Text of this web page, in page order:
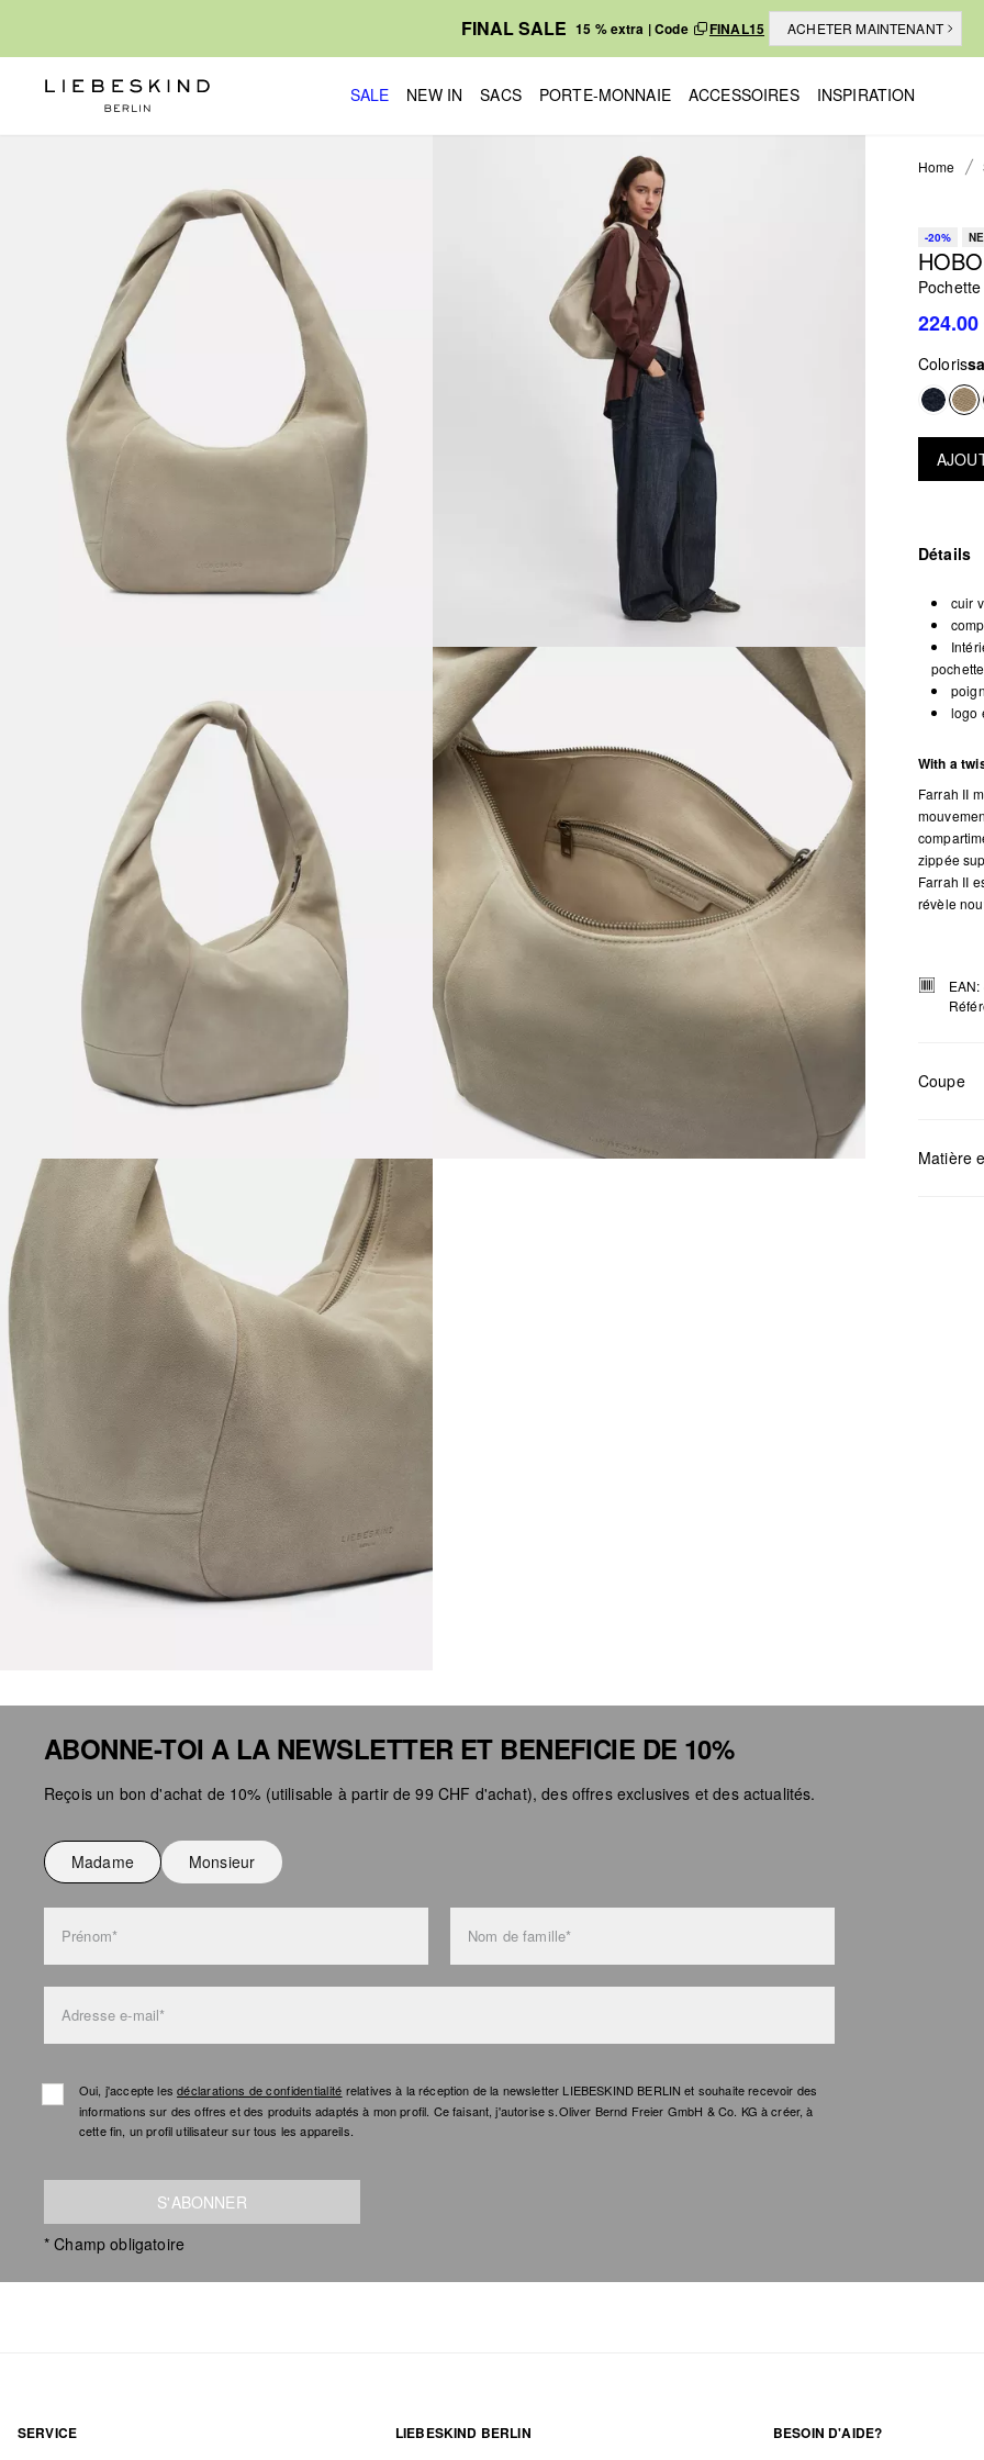
FINAL SALE 15 % extra | Code FINAL15 ACHETER MAINTENANT
SALE NEW IN SACS PORTE-MONNAIE ACCESSOIRES INSPIRATION
Home
-20%
HOBO
Coloris
Détails
cuir
logo
With a
Farrah II
zippée
Farrah II
révèle
Coupe
Matière
ABONNE-TOI A LA NEWSLETTER ET BENEFICIE DE 10%
Reçois un bon d'achat de 10% (utilisable à partir de 99 CHF d'achat), des offres exclusives et des actualités.
Madame Monsieur
Prénom* Nom de famille*
Adresse e-mail*
Oui, j'accepte lesdéclarations de confidentialité relatives à la réception de la newsletter LIEBESKIND BERLIN et souhaite recevoir des
informations sur des offres et des produits adaptés à mon profil. Ce faisant, j'autorise s.Oliver Bernd Freier GmbH & Co. KG à créer, à
cette fin, un profil utilisateur sur tous les appareils.
S'ABONNER
* Champ obligatoire
SERVICE LIEBESKIND BERLIN BESOIN D'AIDE?